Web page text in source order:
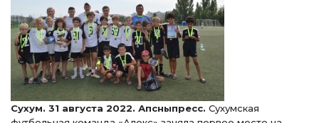
Сухум. 31 августа 2022. Апсныпресс. Сухумская